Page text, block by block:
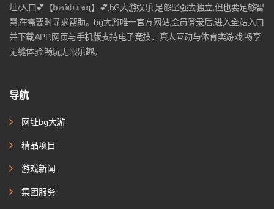
址/入口💕【𝕓𝕒𝕚𝕕𝕦.𝕒𝕘】💕,bG大游娱乐,足够坚强去独立,但也要足够智
慧,在需要时寻求帮助。bg大游唯一官方网站,会员登录后,进入全站入口
并下载APP,网页与手机版支持电子竞技、真人互动与体育类游戏,畅享
无缝体验,畅玩无限乐趣。
导航
网址bg大游
精品项目
游戏新闻
集团服务